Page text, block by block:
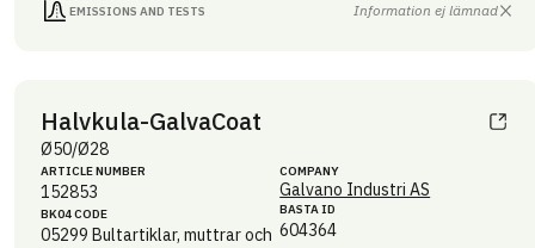
EMISSIONS AND TESTS Information ej lämnad
Halvkula-GalvaCoat
Ø50/Ø28
ARTICLE NUMBER
152853
BK04 CODE
05299 Bultartiklar, muttrar och
COMPANY
Galvano Industri AS
BASTA ID
604364